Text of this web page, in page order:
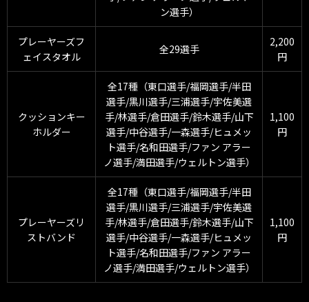
ン選手）
プレーヤーズフ
ェイスタオル
全29選手
2,200
円
クッションキー
ホルダー
全17種（東口選手/福岡選手/半田
選手/黒川選手/三浦選手/宇佐美選
手/林選手/倉田選手/鈴木選手/山下
選手/中谷選手/一森選手/ヒュメッ
ト選手/名和田選手/ファン アラー
ノ選手/満田選手/ウェルトン選手）
1,100
円
プレーヤーズリ
ストバンド
全17種（東口選手/福岡選手/半田
選手/黒川選手/三浦選手/宇佐美選
手/林選手/倉田選手/鈴木選手/山下
選手/中谷選手/一森選手/ヒュメッ
ト選手/名和田選手/ファン アラー
ノ選手/満田選手/ウェルトン選手）
1,100
円